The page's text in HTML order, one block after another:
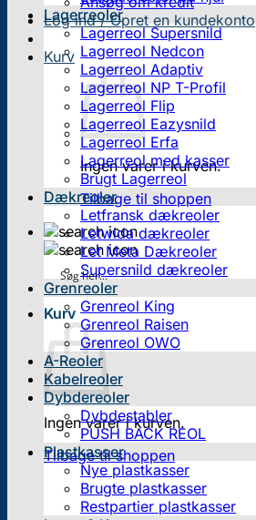
Log ind / Opret en kundekonto
Kurv
Ingen varer i kurven.
Tilbage til shoppen
Kurv
Ingen varer i kurven.
Tilbage til shoppen
Lagerreoler
Lagerreol Supersnild
Lagerreol Nedcon
Lagerreol Adaptiv
Lagerreol NP T-Profil
Lagerreol Flip
Lagerreol Eazysnild
Lagerreol Erfa
Lagerreol med kasser
Brugt Lagerreol
Dækreoler
Letfransk dækreoler
Letwida dækreoler
Let Meta Dækreoler
Supersnild dækreoler
Grenreoler
Grenreol King
Grenreol Raisen
Grenreol OWO
A-Reoler
Kabelreoler
Dybdereoler
Dybdestabler
PUSH BACK REOL
Plastkasser
Nye plastkasser
Brugte plastkasser
Restpartier plastkasser